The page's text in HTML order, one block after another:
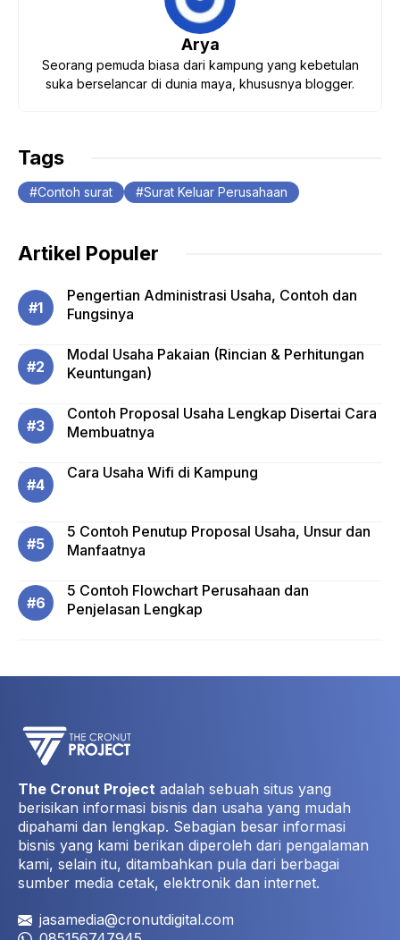
Arya
Seorang pemuda biasa dari kampung yang kebetulan
suka berselancar di dunia maya, khususnya blogger.
Tags
Contoh surat Surat Keluar Perusahaan
Artikel Populer
Pengertian Administrasi Usaha, Contoh dan
Fungsinya
Modal Usaha Pakaian (Rincian & Perhitungan
Keuntungan)
Contoh Proposal Usaha Lengkap Disertai Cara
Membuatnya
Cara Usaha Wifi di Kampung
5 Contoh Penutup Proposal Usaha, Unsur dan
Manfaatnya
5 Contoh Flowchart Perusahaan dan
Penjelasan Lengkap
The Cronut Project adalah sebuah situs yang
berisikan informasi bisnis dan usaha yang mudah
dipahami dan lengkap. Sebagian besar informasi
bisnis yang kami berikan diperoleh dari pengalaman
kami, selain itu, ditambahkan pula dari berbagai
sumber media cetak, elektronik dan internet.
jasamedia@cronutdigital.com